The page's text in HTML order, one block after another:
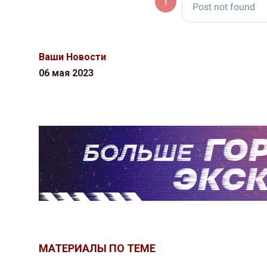
Ваши Новости
06 мая 2023
МАТЕРИАЛЫ ПО ТЕМЕ